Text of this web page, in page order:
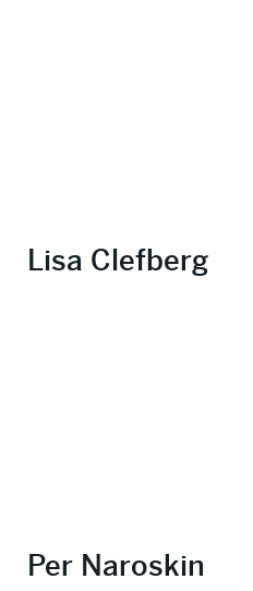
Lisa Clefberg
Per Naroskin